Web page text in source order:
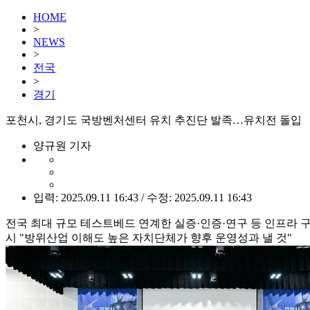
HOME
>
NEWS
>
전국
>
경기
포천시, 경기도 국방벤처센터 유치 추진단 발족…유치전 돌입
양규원 기자
입력: 2025.09.11 16:43 / 수정: 2025.09.11 16:43
전국 최대 규모 테스트베드 연계한 실증·인증·연구 등 인프라
시 "방위산업 이해도 높은 자치단체가 향후 운영성과 낼 것"